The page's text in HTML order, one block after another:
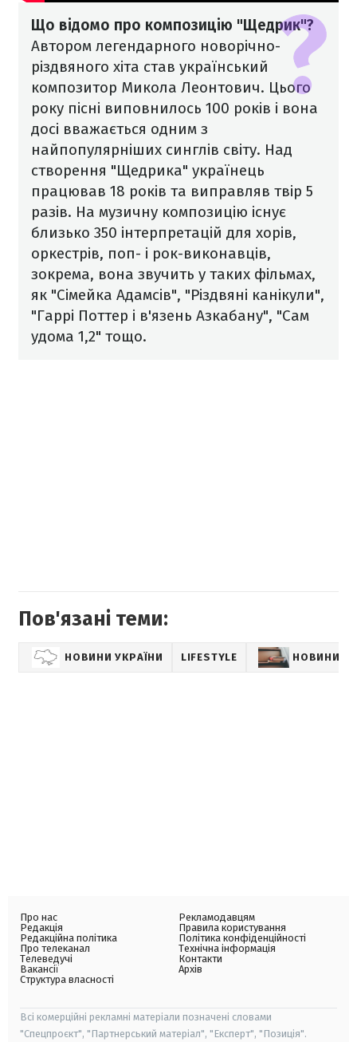
Що відомо про композицію "Щедрик"?
Автором легендарного новорічно-
різдвяного хіта став український
композитор Микола Леонтович. Цього
року пісні виповнилось 100 років і вона
досі вважається одним з
найпопулярніших синглів світу. Над
створення "Щедрика" українець
працював 18 років та виправляв твір 5
разів. На музичну композицію існує
близько 350 інтерпретацій для хорів,
оркестрів, поп- і рок-виконавців,
зокрема, вона звучить у таких фільмах,
як "Сімейка Адамсів", "Різдвяні канікули",
"Гаррі Поттер і в'язень Азкабану", "Сам
удома 1,2" тощо.
Пов'язані теми:
НОВИНИ УКРАЇНИ LIFESTYLE НОВИНИ
Про нас
Редакція
Редакційна політика
Про телеканал
Телеведучі
Вакансії
Структура власності
Рекламодавцям
Правила користування
Політика конфіденційності
Технічна інформація
Контакти
Архів
Всі комерційні рекламні матеріали позначені словами
"Спецпроєкт", "Партнерський матеріал", "Експерт", "Позиція".